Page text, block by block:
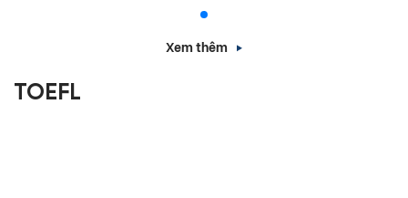
Xem thêm
TOEFL